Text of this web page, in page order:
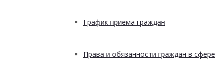
График приема граждан
Права и обязанности граждан в сфере